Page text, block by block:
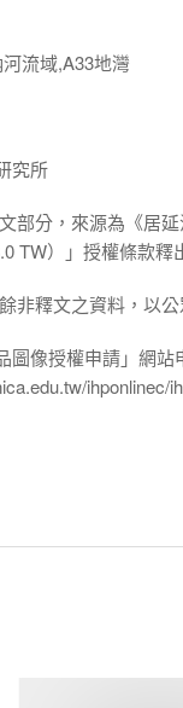
流域,A33地灣
究所
部分，來源為《居
TW）」授權條款釋
非釋文之資料，以
圖像授權申請」網站
ihponlinec/